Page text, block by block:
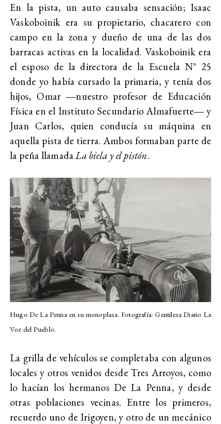
En la pista, un auto causaba sensación; Isaac
Vaskoboinik era su propietario, chacarero con
campo en la zona y dueño de una de las dos
barracas activas en la localidad. Vaskoboinik era
el esposo de la directora de la Escuela N° 25
donde yo había cursado la primaria, y tenía dos
hijos, Omar ―nuestro profesor de Educación
Física en el Instituto Secundario Almafuerte― y
Juan Carlos, quien conducía su máquina en
aquella pista de tierra. Ambos formaban parte de
la peña llamadaLa biela y el pistón.
Hugo De La Penna en su monoplaza. Fotografía: Gentileza Diario La
Voz del Pueblo.
La grilla de vehículos se completaba con algunos
locales y otros venidos desde Tres Arroyos, como
lo hacían los hermanos De La Penna, y desde
otras poblaciones vecinas. Entre los primeros,
recuerdo uno de Irigoyen, y otro de un mecánico